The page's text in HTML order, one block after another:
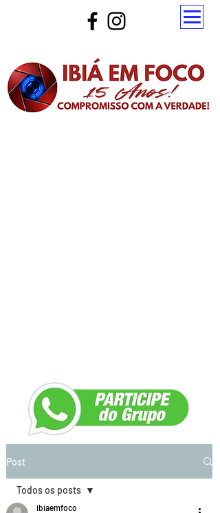
Post
Todos os posts
ibiaemfoco